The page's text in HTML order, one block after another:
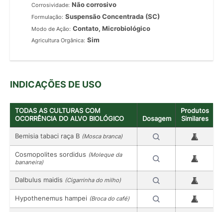
Corrosividade: Não corrosivo
Formulação: Suspensão Concentrada (SC)
Modo de Ação: Contato, Microbiológico
Agricultura Orgânica: Sim
INDICAÇÕES DE USO
TODAS AS CULTURAS COM
OCORRÊNCIA DO ALVO BIOLÓGICO
Dosagem
Produtos
Similares
Bemisia tabaci raça B (Mosca branca)
Cosmopolites sordidus (Moleque da
bananeira)
Dalbulus maidis (Cigarrinha do milho)
Hypothenemus hampei (Broca do café)